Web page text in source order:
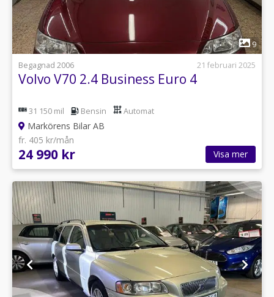
1
9
Begagnad 2006
21 februari 2025
Volvo V70 2.4 Business Euro 4
31 150 mil Bensin Automat
Markörens Bilar AB
fr. 405 kr/mån
24 990 kr Visa mer